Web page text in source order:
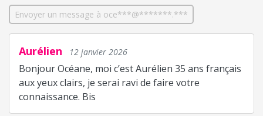
Envoyer un message à oce***@*******.***
Aurélien 12 janvier 2026
Bonjour Océane, moi c’est Aurélien 35 ans français
aux yeux clairs, je serai ravi de faire votre
connaissance. Bis